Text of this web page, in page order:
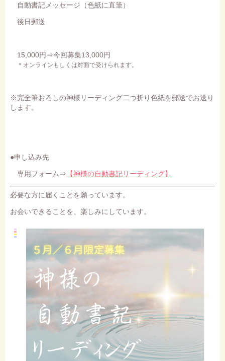
自動書記メッセージ（色紙に直筆）
後日郵送
15,000円⇒今回募集13,000円
＊オンラインもしくは対面で受けられます。
※完全筆おろしの神様リーディング二つ折り色紙を郵送でお送り
します。
●申し込み先
専用フォーム⇒ 【神様の自動書記リーディング】
必要な方に届くことを願っています。
お会いできることを、楽しみにしています。